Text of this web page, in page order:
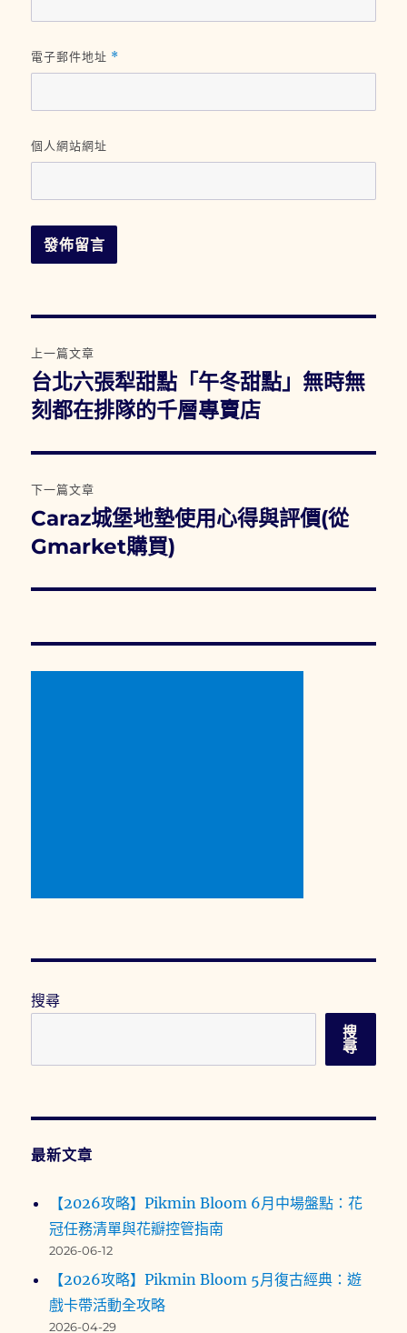
電子郵件地址 *
個人網站網址
章
導
覽
上一篇文章
上
一
文
章:
台北六張犁甜點「午冬甜點」無時無
刻都在排隊的千層專賣店
下一篇文章
下
一
文
Caraz城堡地墊使用心得與評價(從
Gmarket購買)
搜尋
搜
尋
最新文章
【2026攻略】Pikmin Bloom 6月中場盤點：花
冠任務清單與花瓣控管指南
2026-06-12
【2026攻略】Pikmin Bloom 5月復古經典：遊
戲卡帶活動全攻略
2026-04-29